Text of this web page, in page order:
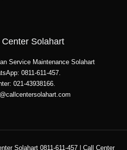
Solahart
Service Maintenance Solahart
0811-611-457.
021-43938166.
Solahart 0811-611-457 | Call Center